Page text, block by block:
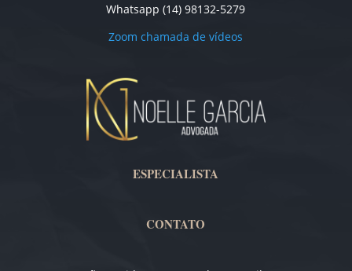
Whatsapp (14) 98132-5279
Zoom chamada de vídeos
ESPECIALISTA
CONTATO